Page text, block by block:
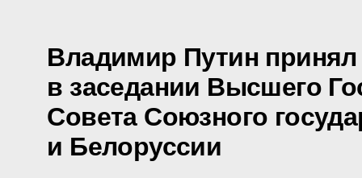
Владимир Путин принял
в заседании Высшего
Совета Союзного
и Белоруссии